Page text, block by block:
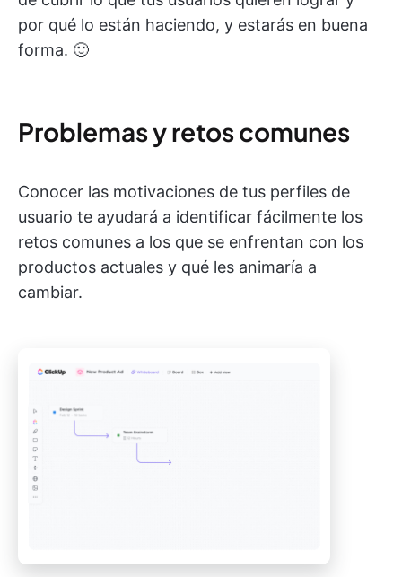
por qué lo están haciendo, y estarás en buena
forma. 🙂
Problemas y retos comunes
Conocer las motivaciones de tus perfiles de
usuario te ayudará a identificar fácilmente los
retos comunes a los que se enfrentan con los
productos actuales y qué les animaría a
cambiar.